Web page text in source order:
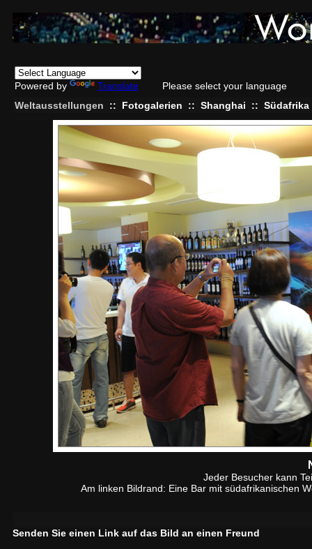
Powered by Translate
Please select your language
Weltausstellungen
:: Fotogalerien :: Shanghai :: Südafrika
Jeder Besucher kann
Am linken Bildrand: Eine Bar mit südafrikanischen
Senden Sie einen Link auf das Bild an einen Freund